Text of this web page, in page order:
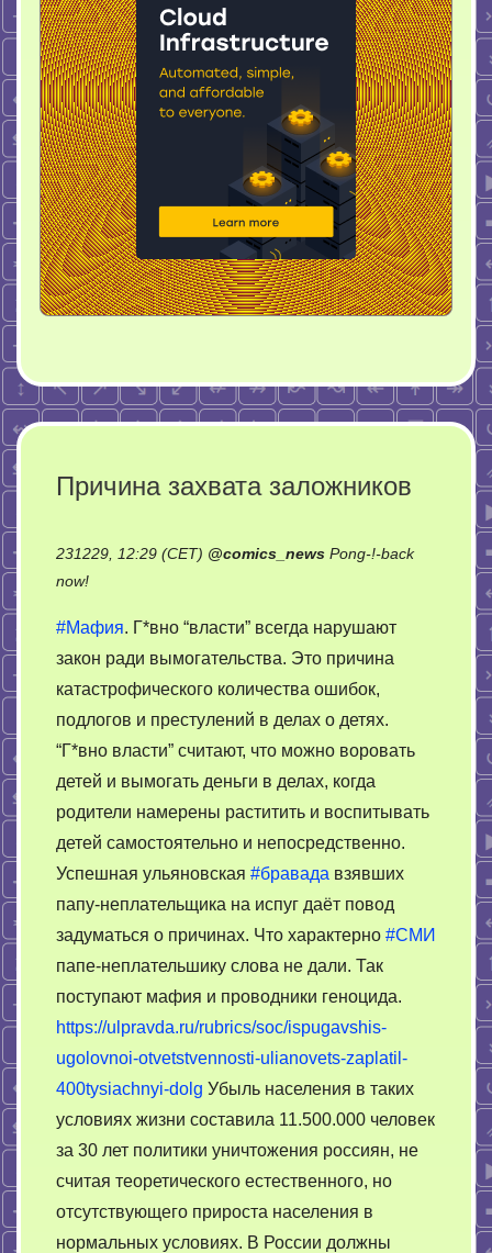
Причина захвата заложников
231229, 12:29 (CET) @comics_news Pong-!-back
now!on
захвата
заложников
#Мафия. Г*вно “власти” всегда нарушают
закон ради вымогательства. Это причина
катастрофического количества ошибок,
подлогов и престулений в делах о детях.
“Г*вно власти” считают, что можно воровать
детей и вымогать деньги в делах, когда
родители намерены раститить и воспитывать
детей самостоятельно и непосредственно.
Успешная ульяновская #бравада взявших
папу-неплательщика на испуг даёт повод
задуматься о причинах. Что характерно #СМИ
папе-неплательшику слова не дали. Так
поступают мафия и проводники геноцида.
https://ulpravda.ru/rubrics/soc/ispugavshis-
ugolovnoi-otvetstvennosti-ulianovets-zaplatil-
400tysiachnyi-dolg Убыль населения в таких
условиях жизни составила 11.500.000 человек
за 30 лет политики уничтожения россиян, не
считая теоретического естественного, но
отсутствующего прироста населения в
нормальных условиях. В России должны